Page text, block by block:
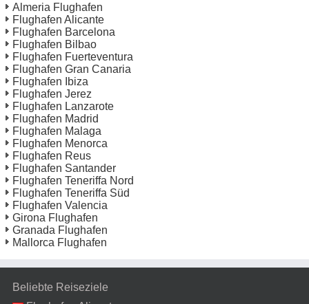
Almeria Flughafen
Flughafen Alicante
Flughafen Barcelona
Flughafen Bilbao
Flughafen Fuerteventura
Flughafen Gran Canaria
Flughafen Ibiza
Flughafen Jerez
Flughafen Lanzarote
Flughafen Madrid
Flughafen Malaga
Flughafen Menorca
Flughafen Reus
Flughafen Santander
Flughafen Teneriffa Nord
Flughafen Teneriffa Süd
Flughafen Valencia
Girona Flughafen
Granada Flughafen
Mallorca Flughafen
Beliebte Reiseziele